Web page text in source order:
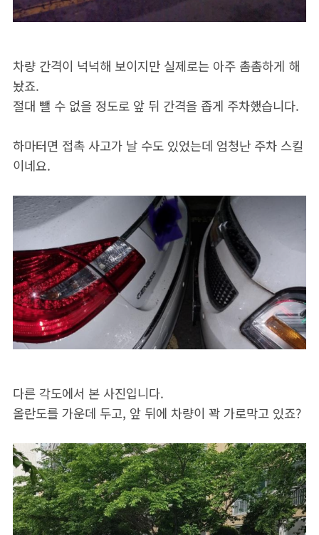
차량 간격이 넉넉해 보이지만 실제로는 아주 촘촘하게 해
놨죠.
절대 뺄 수 없을 정도로 앞 뒤 간격을 좁게 주차했습니다.
하마터면 접촉 사고가 날 수도 있었는데 엄청난 주차 스킬
이네요.
다른 각도에서 본 사진입니다.
올란도를 가운데 두고, 앞 뒤에 차량이 꽉 가로막고 있죠?